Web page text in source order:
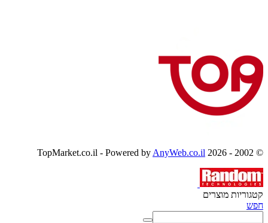
© 2002 - 2026 TopMarket.co.il - Powered by
AnyWeb.co.il
קטגוריות מוצרים
חפש